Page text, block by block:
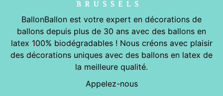
BallonBallon est votre expert en décorations de
ballons depuis plus de 30 ans avec des ballons en
latex 100% biodégradables ! Nous créons avec plaisir
des décorations uniques avec des ballons en latex de
la meilleure qualité.
Appelez-nous